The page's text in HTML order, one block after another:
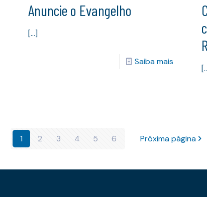
Anuncie o Evangelho
[…]
Saiba mais
1 2 3 4 5 6 Próxima página